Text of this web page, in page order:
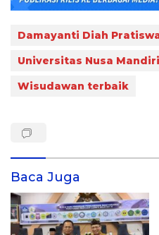
Damayanti Diah
Universitas Nusa Mandiri
Wisudawan terbaik
Baca Juga